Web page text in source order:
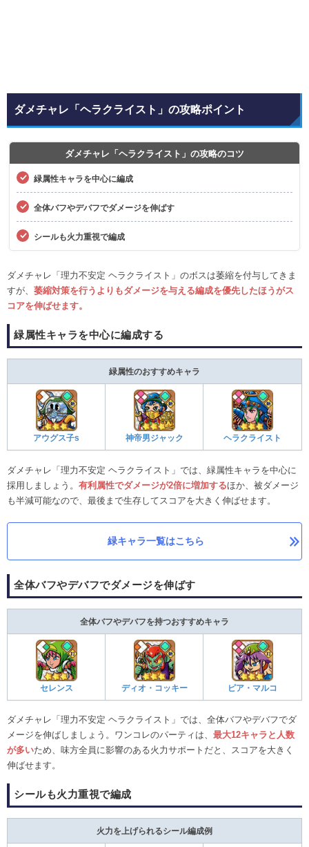
ダメチャレ「ヘラクライスト」の攻略ポイント
ダメチャレ「ヘラクライスト」の攻略のコツ
緑属性キャラを中心に編成
全体バフやデバフでダメージを伸ばす
シールも火力重視で編成
ダメチャレ「理力不安定 ヘラクライスト」のボスは萎縮を付与してきま
すが、 萎縮対策を行うよりもダメージを与える編成を優先したほうがス
コアを伸ばせます。
緑属性キャラを中心に編成する
緑属性のおすすめキャラ
アウグス子s 神帝男ジャック ヘラクライスト
ダメチャレ「理力不安定 ヘラクライスト」では、緑属性キャラを中心に
採用しましょう。 有利属性でダメージが2倍に増加するほか、被ダメージ
も半減可能なので、最後まで生存してスコアを大きく伸ばせます。
緑キャラ一覧はこちら
全体バフやデバフでダメージを伸ばす
全体バフやデバフを持つおすすめキャラ
セレンス ディオ・コッキー ピア・マルコ
ダメチャレ「理力不安定 ヘラクライスト」では、全体バフやデバフでダ
メージを伸ばしましょう。ワンコレのパーティは、 最大12キャラと人数
が多いため、味方全員に影響のある火力サポートだと、スコアを大きく
伸ばせます。
シールも火力重視で編成
火力を上げられるシール編成例